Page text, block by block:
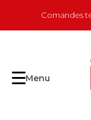
content
Comandes
Menu